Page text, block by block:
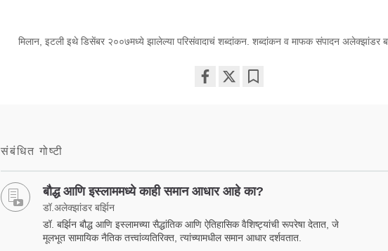
मिलान, इटली इथे डिसेंबर २००७मध्ये झालेल्या परिसंवादाचं शब्दांकन. शब्दांकन व माफक संपादन अलेक्झांडर
संबंधित गोष्टी
बौद्ध आणि इस्लाममध्ये काही समान आधार आहे का?
डॉ.अलेक्झांडर बर्झिन
डॉ. बर्झिन बौद्ध आणि इस्लामच्या सैद्धांतिक आणि ऐतिहासिक वैशिष्ट्यांची रूपरेषा देतात, जे
मूलभूत सामायिक नैतिक तत्त्वांव्यतिरिक्त, त्यांच्यामधील समान आधार दर्शवतात.